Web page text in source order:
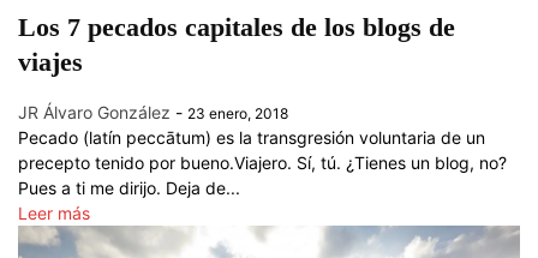
Los 7 pecados capitales de los blogs de
viajes
JR Álvaro González - 23 enero, 2018
Pecado (latín peccātum) es la transgresión voluntaria de un
precepto tenido por bueno.Viajero. Sí, tú. ¿Tienes un blog, no?
Pues a ti me dirijo. Deja de...
Leer más